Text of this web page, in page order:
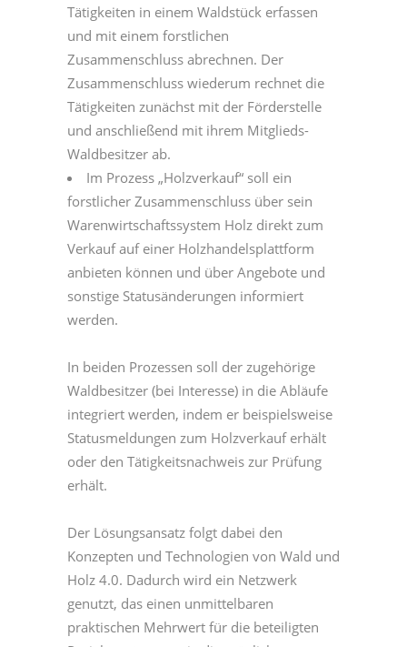
Tätigkeiten in einem Waldstück erfassen
und mit einem forstlichen
Zusammenschluss abrechnen. Der
Zusammenschluss wiederum rechnet die
Tätigkeiten zunächst mit der Förderstelle
und anschließend mit ihrem Mitglieds-
Waldbesitzer ab.
Im Prozess „Holzverkauf“ soll ein
forstlicher Zusammenschluss über sein
Warenwirtschaftssystem Holz direkt zum
Verkauf auf einer Holzhandelsplattform
anbieten können und über Angebote und
sonstige Statusänderungen informiert
werden.
In beiden Prozessen soll der zugehörige
Waldbesitzer (bei Interesse) in die Abläufe
integriert werden, indem er beispielsweise
Statusmeldungen zum Holzverkauf erhält
oder den Tätigkeitsnachweis zur Prüfung
erhält.
Der Lösungsansatz folgt dabei den
Konzepten und Technologien von Wald und
Holz 4.0. Dadurch wird ein Netzwerk
genutzt, das einen unmittelbaren
praktischen Mehrwert für die beteiligten